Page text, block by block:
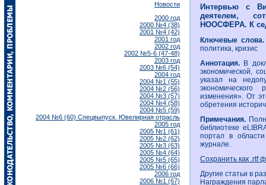
Новости
2000 год
2000 №4 (38)
2001 №4 (42)
2001 год
2002 год
2002 №5-6 (47-48)
2003 год
2003 №6 (54)
2004 год
2004 №1 (55)
2004 №2 (56)
2004 №3 (57)
2004 №4 (58)
2004 №5 (59)
2004 №6 (60) Спецвыпуск. Ювелирная отрасль
2005 год
2005 №1 (61)
2005 №2 (62)
2005 №3 (63)
2005 №4 (64)
2005 №5 (65)
2005 №6 (66)
2006 год
2006 №1 (67)
Интервью с
деятелем,
НООСФЕРА. К
Ключевые
политика, кризис
Аннотация. В
экономической,
указал на
изменения». От
обретения
Примечания.
библиотеке
портал в
журнале.
Сохранить как .rtf
Другие статьи в
Награждения